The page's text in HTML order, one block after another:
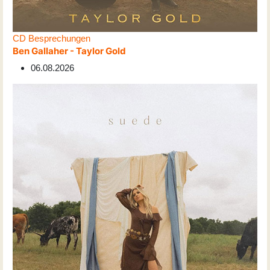
CD Besprechungen
Ben Gallaher - Taylor Gold
06.08.2026